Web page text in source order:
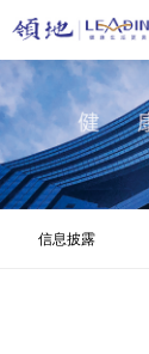
信息披露